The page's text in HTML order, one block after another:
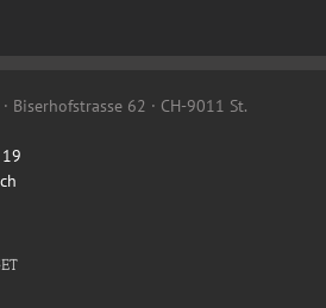
Biserhofstrasse 62 · CH-9011 St.